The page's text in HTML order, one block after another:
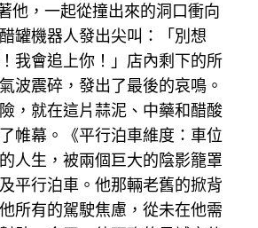
他，一起從撞出來的洞口衝向
罐機器人發出尖叫：「別想
我會追上你！」店內剩下的所
波震碎，發出了最後的哀鳴。
，就在這片蒜泥、中藥和醋酸
帷幕。《平行泊車維度：車位
人生，被兩個巨大的陰影籠罩
平行泊車。他那輛老舊的掀背
所有的駕駛焦慮，從未在他需